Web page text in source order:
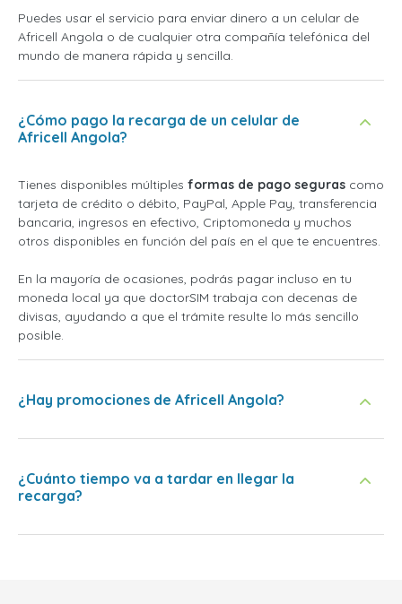
Puedes usar el servicio para enviar dinero a un celular de
Africell Angola o de cualquier otra compañía telefónica del
mundo de manera rápida y sencilla.
¿Cómo pago la recarga de un celular de
Africell Angola?
Tienes disponibles múltiples formas de pago seguras como
tarjeta de crédito o débito, PayPal, Apple Pay, transferencia
bancaria, ingresos en efectivo, Criptomoneda y muchos
otros disponibles en función del país en el que te encuentres.
En la mayoría de ocasiones, podrás pagar incluso en tu
moneda local ya que doctorSIM trabaja con decenas de
divisas, ayudando a que el trámite resulte lo más sencillo
posible.
¿Hay promociones de Africell Angola?
¿Cuánto tiempo va a tardar en llegar la
recarga?